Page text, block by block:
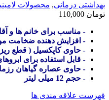
بهداشتی درمانی, محصولات
تومان
- مناسب برای خانم ها و
- افزایش دهنده ضخامت
- حاوی کاپکسیل ( قطع
- قابل استفاده برای
- حاوی عصاره گیاهان
- حجم 12 میلی لیتر
فهرست علاقه مندی ها